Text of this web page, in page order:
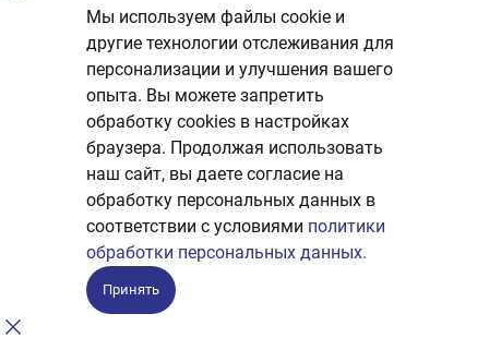
Мы используем файлы cookie и
другие технологии отслеживания для
персонализации и улучшения вашего
опыта. Вы можете запретить
обработку сookies в настройках
браузера. Продолжая использовать
наш сайт, вы даете согласие на
обработку персональных данных в
соответствии с условиями политики
обработки персональных данных.
Принять